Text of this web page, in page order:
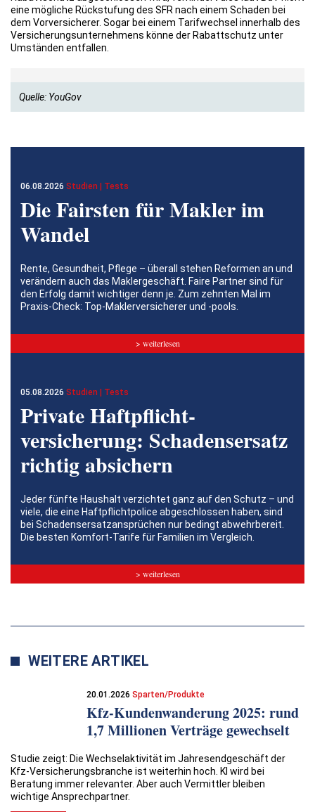
eine mögliche Rückstufung des SFR nach einem Schaden bei
dem Vorversicherer. Sogar bei einem Tarifwechsel innerhalb des
Versicherungsunternehmens könne der Rabattschutz unter
Umständen entfallen.
Quelle: YouGov
06.08.2026 Studien | Tests
Die Fairsten für Makler im
Wandel
Rente, Gesundheit, Pflege – überall stehen Reformen an und
verändern auch das Maklergeschäft. Faire Partner sind für
den Erfolg damit wichtiger denn je. Zum zehnten Mal im
Praxis-Check: Top-Maklerversicherer und -pools.
> weiterlesen
05.08.2026 Studien | Tests
Private Haftpflicht­
versicherung: Schadensersatz
richtig absichern
Jeder fünfte Haushalt verzichtet ganz auf den Schutz – und
viele, die eine Haftpflichtpolice abgeschlossen haben, sind
bei Schadensersatzansprüchen nur bedingt abwehrbereit.
Die besten Komfort-Tarife für Familien im Vergleich.
> weiterlesen
WEITERE ARTIKEL
20.01.2026Sparten/Produkte
Kfz-Kundenwanderung 2025: ­rund
1,7 Millionen Verträge gewechselt
Studie zeigt: Die Wechselaktivität im Jahresendgeschäft der
Kfz-Versicherungsbranche ist weiterhin hoch. KI wird bei
Beratung immer relevanter. Aber auch Vermittler bleiben
wichtige Ansprechpartner.